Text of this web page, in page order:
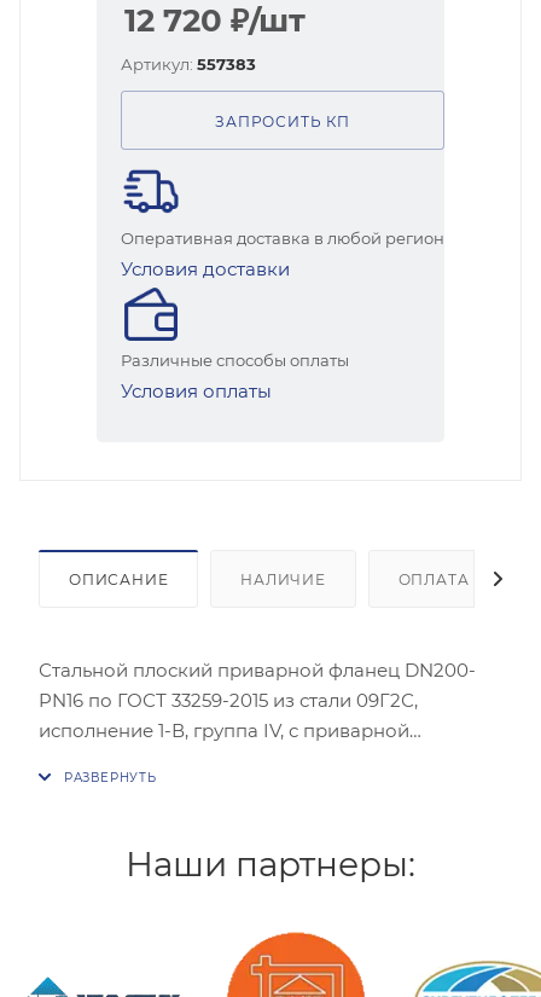
12 720 ₽/шт
Артикул: 557383
ЗАПРОСИТЬ КП
Оперативная доставка в любой регион
Условия доставки
Различные способы оплаты
Условия оплаты
ОПИСАНИЕ НАЛИЧИЕ ОПЛАТА
Стальной плоский приварной фланец DN200-
PN16 по ГОСТ 33259-2015 из стали 09Г2С,
исполнение 1-В, группа IV, с приварной
для трубопровода DN200. Катушка длиной 150
мм (против 200 мм для DN300) соответствует
изоляции и меньшему рабочему пространству у
фланца DN200. Фланец DN200-PN16 из 09Г2С по
Наши партнеры: